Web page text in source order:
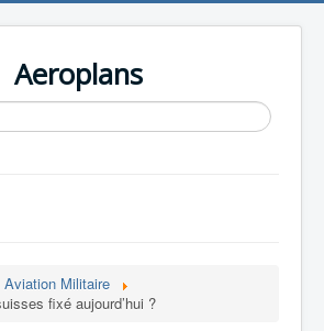
Aeroplans
Aviation Militaire
fixé aujourd’hui ?